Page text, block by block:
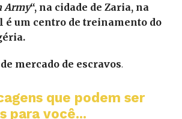
Army“, na cidade de Zaria, na
é um centro de treinamento do
mercado de escravos.
que podem ser
para você...